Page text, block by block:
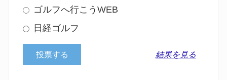
ゴルフへ行こうWEB
日経ゴルフ
結果を見る